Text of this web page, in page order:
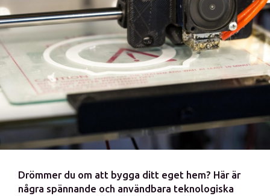
Drömmer du om att bygga ditt eget hem? Här är
några spännande och användbara teknologiska